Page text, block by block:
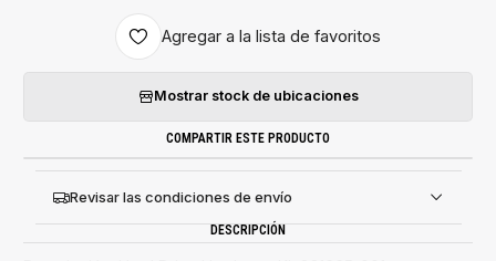
Agregar a la lista de favoritos
Mostrar stock de ubicaciones
COMPARTIR ESTE PRODUCTO
Revisar las condiciones de envío
DESCRIPCIÓN